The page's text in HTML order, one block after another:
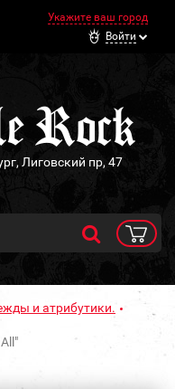
Укажите ваш город
Войти
Лиговский пр, 47
и атрибутики.